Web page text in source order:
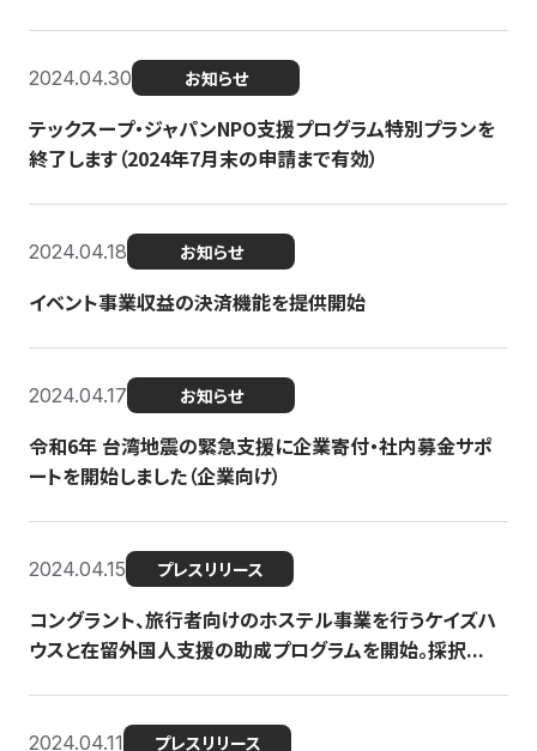
2024.04.30 お知らせ
テックスープ・ジャパンNPO支援プログラム特別プランを
終了します（2024年7月末の申請まで有効）
2024.04.18 お知らせ
イベント事業収益の決済機能を提供開始
2024.04.17 お知らせ
令和6年 台湾地震の緊急支援に企業寄付・社内募金サポ
ートを開始しました（企業向け）
2024.04.15 プレスリリース
コングラント、旅行者向けのホステル事業を行うケイズハ
ウスと在留外国人支援の助成プログラムを開始。採択...
2024.04.11 プレスリリース